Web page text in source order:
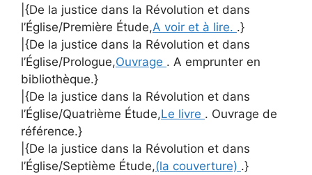
|{De la justice dans la Révolution et dans
l’Église/Première Étude,A voir et à lire. .}
|{De la justice dans la Révolution et dans
l’Église/Prologue,Ouvrage . A emprunter en
bibliothèque.}
|{De la justice dans la Révolution et dans
l’Église/Quatrième Étude,Le livre . Ouvrage de
référence.}
|{De la justice dans la Révolution et dans
l’Église/Septième Étude,(la couverture) .}